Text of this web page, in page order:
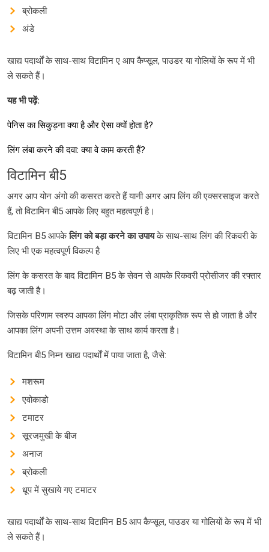
ब्रोकली
अंडे
खाद्य पदार्थों के साथ-साथ विटामिन ए आप कैप्सूल, पाउडर या गोलियों के रूप में भी
ले सकते हैं।
यह भी पढ़ें:
पेनिस का सिकुड़ना क्या है और ऐसा क्यों होता है?
लिंग लंबा करने की दवा: क्या वे काम करती हैं?
विटामिन बी5
अगर आप योन अंगो की कसरत करते हैं यानी अगर आप लिंग की एक्सरसाइज करते
हैं, तो विटामिन बी5 आपके लिए बहुत महत्वपूर्ण है।
विटामिन B5 आपकेलिंगकोबड़ाकरनेकाउपायके साथ-साथ लिंग की रिकवरी के
लिए भी एक महत्वपूर्ण विकल्प है
लिंग के कसरत के बाद विटामिन B5 के सेवन से आपके रिकवरी प्रोसीजर की रफ्तार
बढ़ जाती है।
जिसके परिणाम स्वरुप आपका लिंग मोटा और लंबा प्राकृतिक रूप से हो जाता है और
आपका लिंग अपनी उत्तम अवस्था के साथ कार्य करता है।
विटामिन बी5 निम्न खाद्य पदार्थों में पाया जाता है, जैसे:
मशरूम
एवोकाडो
टमाटर
सूरजमुखी के बीज
अनाज
ब्रोकली
धूप में सुखाये गए टमाटर
खाद्य पदार्थों के साथ-साथ विटामिन B5 आप कैप्सूल, पाउडर या गोलियों के रूप में भी
ले सकते हैं।